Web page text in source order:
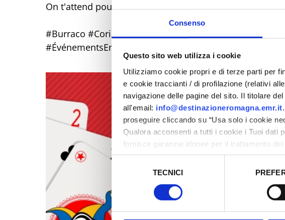
Consenso
Questo sito web utilizza i cookie
Utilizziamo cookie propri e di terze parti per
e cookie traccianti / di profilazione (relativi
navigazione delle pagine del sito. Il titolare del
all'email: info@destinazioneromagna.emr.it
proseguire cliccando su “Usa solo i cookie
Qualora acconsenti a tutti i cookie i Tuoi dati
fornisce garanzie idonee per il trattamento
sicurezza a Tutela dei navigatori, che
Selezione
TECNICI
On t'attend pour une soirée spéciale ! Viens toi aussi !
#Burraco #Coriano #PiazzaMazzini #DaBaioBistró
#ÉvénementsEnRomagne #Juillet2026 #JeuxDeCartes